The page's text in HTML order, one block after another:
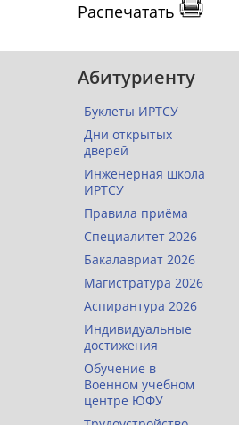
Распечатать
Абитуриенту
Буклеты ИРТСУ
Дни открытых
дверей
Инженерная школа
ИРТСУ
Правила приёма
Специалитет 2026
Бакалавриат 2026
Магистратура 2026
Аспирантура 2026
Индивидуальные
достижения
Обучение в
Военном учебном
центре ЮФУ